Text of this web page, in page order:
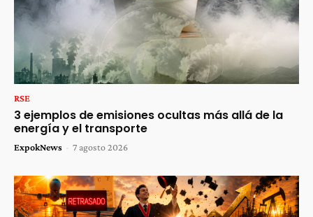
RSE
3 ejemplos de emisiones ocultas más allá de la
energía y el transporte
ExpokNews - 7 agosto 2026